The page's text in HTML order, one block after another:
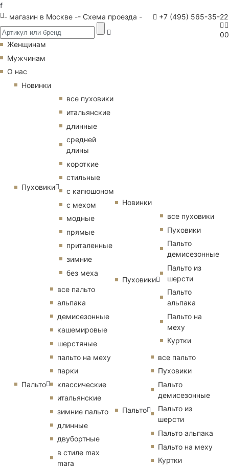
f
- магазин в Москве -- Схема проезда - +7 (495) 565-35-22
00
Женщинам
Мужчинам
О нас
Новинки
Пуховики
все пуховики
итальянские
длинные
средней
длины
короткие
стильные
с капюшоном
с мехом
модные
прямые
приталенные
зимние
без меха
Пальто
все пальто
альпака
демисезонные
кашемировые
шерстяные
пальто на меху
парки
классические
итальянские
зимние пальто
длинные
двубортные
в стиле max
mara
Новинки
Пуховики
все пуховики
Пуховики
Пальто
демисезонные
Пальто из
шерсти
Пальто
альпака
Пальто на
меху
Куртки
Пальто
все пальто
Пуховики
Пальто
демисезонные
Пальто из
шерсти
Пальто альпака
Пальто на меху
Куртки